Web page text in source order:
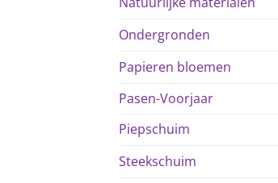
Ondergronden
Papieren bloemen
Pasen-Voorjaar
Piepschuim
Steekschuim